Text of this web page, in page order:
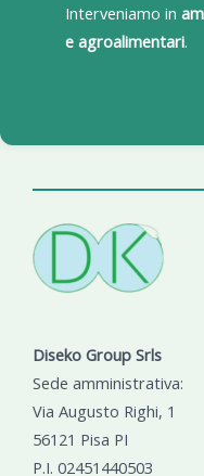
Interveniamo in
e agroalimentari.
Diseko Group Srls
Sede amministrativa:
Via Augusto Righi, 1
56121 Pisa PI
P.I. 02451440503